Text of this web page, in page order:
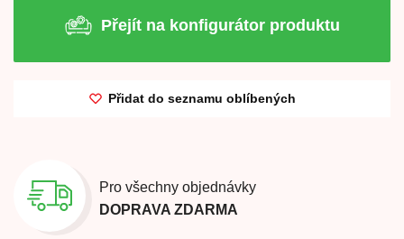
Přejít na konfigurátor produktu
Přidat do seznamu oblíbených
Pro všechny objednávky
DOPRAVA ZDARMA